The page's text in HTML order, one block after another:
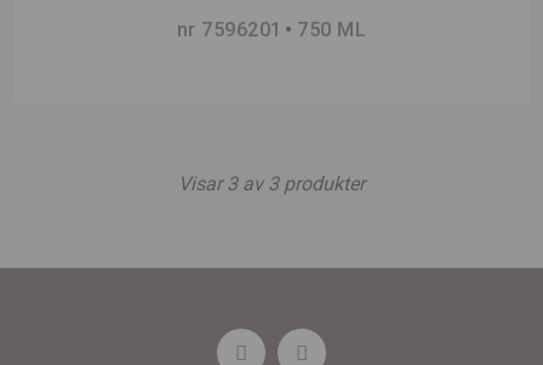
nr 7596201 750 ML
Visar3av 3produkter